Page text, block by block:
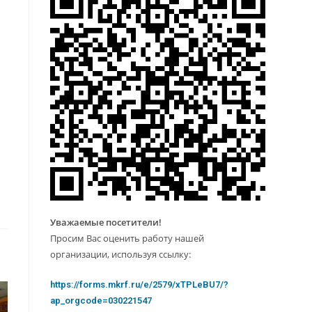
Уважаемые посетители!
Просим Вас оценить работу нашей
организации, используя ссылку:
https://forms.mkrf.ru/e/2579/xTPLeBU7/?
ap_orgcode=030221547